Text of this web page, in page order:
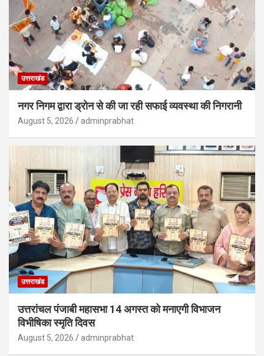
उत्तराखंड
नगर निगम द्वारा ड्रोन से की जा रही सफाई व्यवस्था की निगरानी
August 5, 2026 adminprabhat
उत्तराखंड
उत्तरांचल पंजाबी महासभा 14 अगस्त को मनाएगी विभाजन
विभीषिका स्मृति दिवस
August 5, 2026 adminprabhat